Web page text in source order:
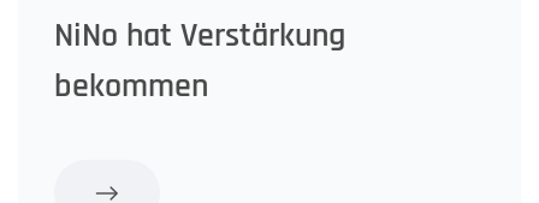
NiNo hat Verstärkung
bekommen